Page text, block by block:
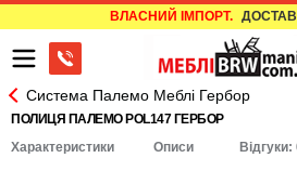
ВЛАСНИЙ ІМПОРТ.
Система Палемо Меблі Гербор
ПОЛИЦЯ ПАЛЕМО POL147 ГЕРБОР
Характеристики
Описи Відгуки: